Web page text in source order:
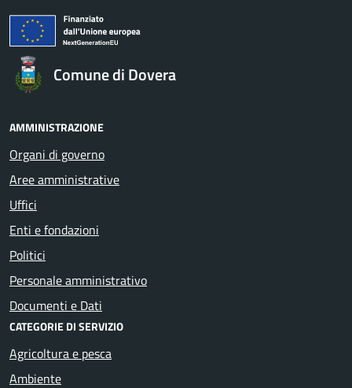
Comune di Dovera
AMMINISTRAZIONE
Organi di governo
Aree amministrative
Uffici
Enti e fondazioni
Politici
Personale amministrativo
Documenti e Dati
CATEGORIE DI SERVIZIO
Agricoltura e pesca
Ambiente